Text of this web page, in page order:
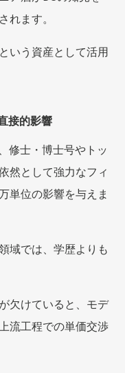
れます。
いう資産として活用
接的影響
修士・博士号やトッ
然として強力なフィ
単位の影響を与えま
域では、学歴よりも
欠けていると、モデ
流工程での単価交渉